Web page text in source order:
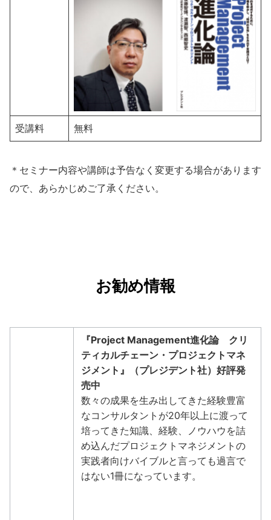
受講料 無料
＊セミナー内容や講師は予告なく変更する場合があります
ので、あらかじめご了承ください。
お勧め情報
『Project Management進化論 クリ
ティカルチェーン・プロジェクトマネ
ジメント』
（プレジデント社）好評発
売中
数々の成果を生み出してきた経験豊富
なコンサルタントが20年以上に渡って
培ってきた知識、経験、ノウハウを詰
め込んだプロジェクトマネジメントの
実践者向けバイブルと言っても過言で
はない1冊になっています。